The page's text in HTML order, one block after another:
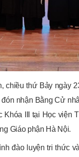
chiều thứ Bảy ngày
nhận Bằng Cử
III tại Học viện
Giáo phận Hà Nội.
đào luyện tri thức